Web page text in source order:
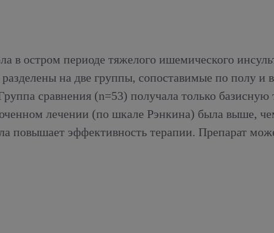
в остром периоде тяжелого ишемического
на две группы, сопоставимые по полу и
сравнения (n=53) получала только
лечении (по шкале Рэнкина) была выше,
повышает эффективность терапии. Препарат